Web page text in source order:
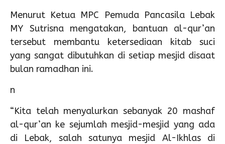
Menurut Ketua MPC Pemuda Pancasila Lebak
MY Sutrisna mengatakan, bantuan al-qur’an
tersebut membantu ketersediaan kitab suci
yang sangat dibutuhkan di setiap mesjid disaat
bulan ramadhan ini.
n
“Kita telah menyalurkan sebanyak 20 mashaf
al-qur’an ke sejumlah mesjid-mesjid yang ada
di Lebak, salah satunya mesjid Al-Ikhlas di